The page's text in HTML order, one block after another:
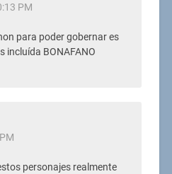
PM
para poder gobernar es
incluída BONAFANO
personajes realmente